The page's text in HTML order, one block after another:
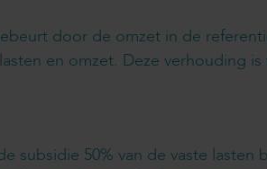
door de omzet in de
en omzet. Deze verhouding
50% van de vaste lasten